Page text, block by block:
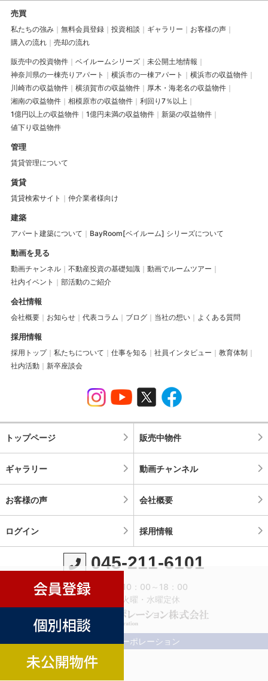
売買
私たちの強み 無料会員登録 投資相談 ギャラリー
お客様の声
購入の流れ
売却の流れ
販売中の投資物件 ベイルームシリーズ
未公開土地情報
神奈川県の一棟売りアパート
横浜市の一棟アパート
横浜市の収益物件
川崎市の収益物件
横須賀市の収益物件
厚木・海老名の収益物件
湘南の収益物件
相模原市の収益物件
利回り7％以上
1億円以上の収益物件
1億円未満の収益物件
新築の収益物件
値下り収益物件
管理
賃貸管理について
賃貸
賃貸検索サイト 仲介業者様向け
建築
アパート建築について BayRoom[ベイルーム] シリーズについて
動画を見る
動画チャンネル 不動産投資の基礎知識
動画でルームツアー
社内イベント
部活動のご紹介
会社情報
会社概要 お知らせ 代表コラム ブログ 当社の想い よくある質問
採用情報
採用トップ 私たちについて 仕事を知る 社員インタビュー
教育体制
社内活動
新卒座談会
トップページ 販売中物件
ギャラリー 動画チャンネル
お客様の声 会社概要
ログイン 採用情報
045-211-6101
営業時間：10：00～18：00
定休日：火曜・水曜定休
©横濱コーポレーション